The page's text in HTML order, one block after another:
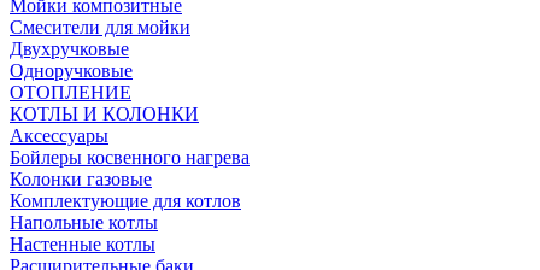
Мойки композитные
Смесители для мойки
Двухручковые
Одноручковые
ОТОПЛЕНИЕ
КОТЛЫ И КОЛОНКИ
Аксессуары
Бойлеры косвенного нагрева
Колонки газовые
Комплектующие для котлов
Напольные котлы
Настенные котлы
Расширительные баки